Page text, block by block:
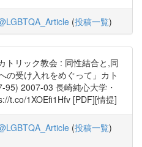
(投稿一覧)
トリック教会 : 同性結合と,同
の受け入れをめぐって」カト
95) 2007-03 長崎純心大学・
t.co/1XOEfi1Hfv [PDF][情提]
(投稿一覧)